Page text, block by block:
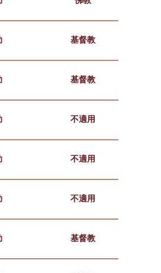
基督教
基督教
不適用
不適用
不適用
基督教